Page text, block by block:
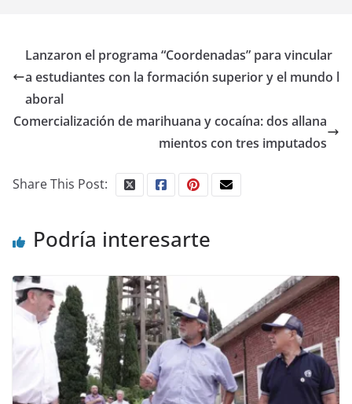
Lanzaron el programa “Coordenadas” para vincular
a estudiantes con la formación superior y el mundo l
aboral
Comercialización de marihuana y cocaína: dos allana
mientos con tres imputados
Share This Post:
Podría interesarte